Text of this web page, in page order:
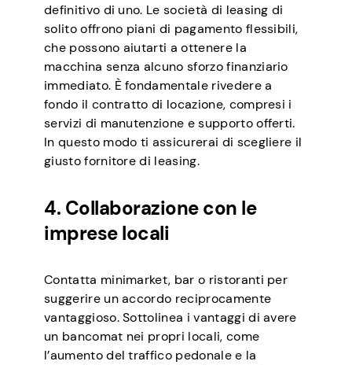
definitivo di uno. Le società di leasing di
solito offrono piani di pagamento flessibili,
che possono aiutarti a ottenere la
macchina senza alcuno sforzo finanziario
immediato. È fondamentale rivedere a
fondo il contratto di locazione, compresi i
servizi di manutenzione e supporto offerti.
In questo modo ti assicurerai di scegliere il
giusto fornitore di leasing.
4. Collaborazione con le
imprese locali
Contatta minimarket, bar o ristoranti per
suggerire un accordo reciprocamente
vantaggioso. Sottolinea i vantaggi di avere
un bancomat nei propri locali, come
l’aumento del traffico pedonale e la